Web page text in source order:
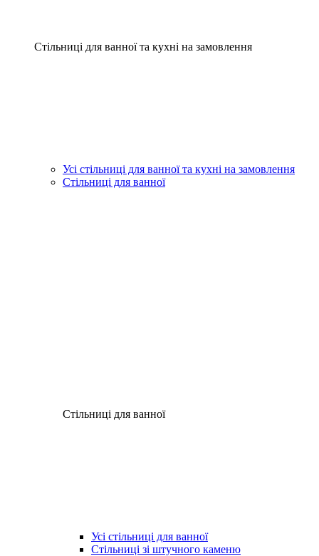
Стільниці для ванної та кухні на замовлення
Усі стільниці для ванної та кухні на замовлення
Стільниці для ванної
Стільниці для ванної
Усі стільниці для ванної
Стільниці зі штучного каменю